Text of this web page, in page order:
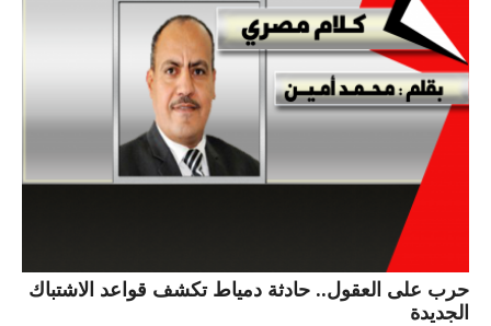
حرب على العقول.. حادثة دمياط تكشف قواعد الاشتباك
الجديدة